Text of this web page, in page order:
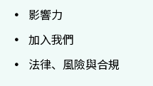
影響力
加入我們
法律、風險與合規